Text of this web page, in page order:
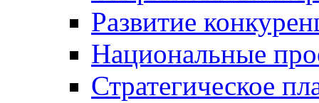
Развитие
Национальные
Стратегическое